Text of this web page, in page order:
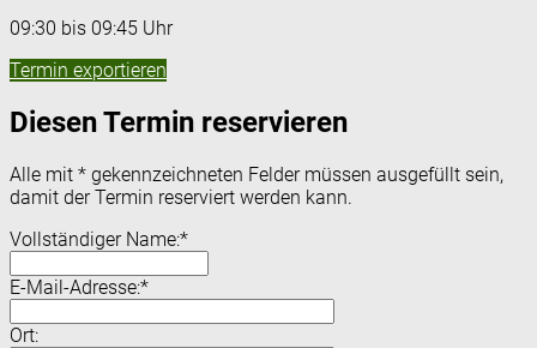
09:30 bis 09:45 Uhr
Termin exportieren
Diesen Termin reservieren
Alle mit * gekennzeichneten Felder müssen ausgefüllt sein,
damit der Termin reserviert werden kann.
Vollständiger Name:*
E-Mail-Adresse:*
Ort: